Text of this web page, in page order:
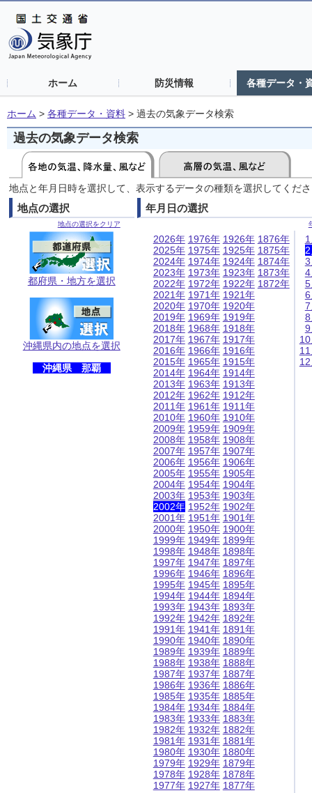
ホーム 防災情報 各種データ・
ホーム > 各種データ・資料 > 過去の気象データ検索
過去の気象データ検索
地点と年月日時を選択して、表示するデータの種類を選択してくだ
地点の選択
地点の選択をクリア
都府県・地方を選択
沖縄県内の地点を選択
沖縄県 那覇
年月日の選択
2026年
2025年
2024年
2023年
2022年
2021年
2020年
2019年
2018年
2017年
2016年
2015年
2014年
2013年
2012年
2011年
2010年
2009年
2008年
2007年
2006年
2005年
2004年
2003年
2002年
2001年
2000年
1999年
1998年
1997年
1996年
1995年
1994年
1993年
1992年
1991年
1990年
1989年
1988年
1987年
1986年
1985年
1984年
1983年
1982年
1981年
1980年
1979年
1978年
1977年
1976年
1975年
1974年
1973年
1972年
1971年
1970年
1969年
1968年
1967年
1966年
1965年
1964年
1963年
1962年
1961年
1960年
1959年
1958年
1957年
1956年
1955年
1954年
1953年
1952年
1951年
1950年
1949年
1948年
1947年
1946年
1945年
1944年
1943年
1942年
1941年
1940年
1939年
1938年
1937年
1936年
1935年
1934年
1933年
1932年
1931年
1930年
1929年
1928年
1927年
1926年
1925年
1924年
1923年
1922年
1921年
1920年
1919年
1918年
1917年
1916年
1915年
1914年
1913年
1912年
1911年
1910年
1909年
1908年
1907年
1906年
1905年
1904年
1903年
1902年
1901年
1900年
1899年
1898年
1897年
1896年
1895年
1894年
1893年
1892年
1891年
1890年
1889年
1888年
1887年
1886年
1885年
1884年
1883年
1882年
1881年
1880年
1879年
1878年
1877年
1876年
1875年
1874年
1873年
1872年